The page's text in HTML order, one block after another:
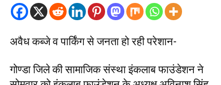
अवैध कब्जे व पार्किंग से जनता हो रही परेशान-
गोण्डा जिले की सामाजिक संस्था इंकलाब फाउंडेशन ने